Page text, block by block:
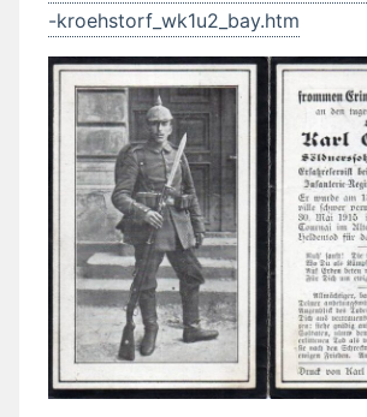
-kroehstorf_wk1u2_bay.htm